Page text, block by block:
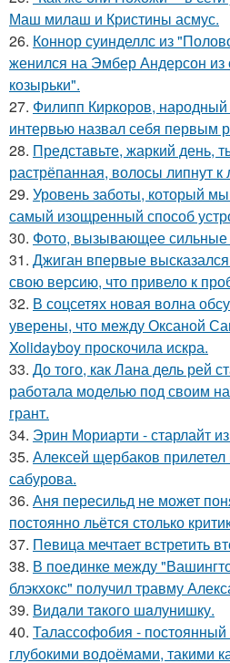
Маш милаш и Кристины асмус.
26. Коннор суинделлс из
женился на Эмбер Андерсон из
козырьки".
27. Филипп Киркоров, народный
интервью назвал себя первым
28. Представьте, жаркий день,
растрёпанная, волосы липнут к
29. Уровень заботы, который
самый изощренный способ
30. Фото, вызывающее сильные
31. Джиган впервые
свою версию, что привело к
32. В соцсетях новая волна
уверены, что между Оксаной
Xolidayboy проскочила искра.
33. До того, как Лана дель рей
работала моделью под своим
грант.
34. Эрин Мориарти - старлайт
35. Алексей щербаков
сабурова.
36. Аня пересильд не может
постоянно льётся столько
37. Певица мечтает встретить
38. В поединке между
блэкхокс" получил травму
39. Видaли тaкого шaлунишку.
40. Талассофобия -
глубокими водоёмами, такими